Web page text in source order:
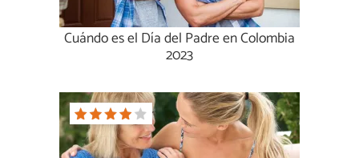
Cuándo es el Día del Padre en Colombia
2023